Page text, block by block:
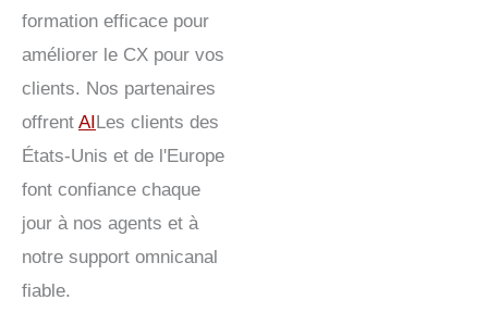
formation efficace pour
améliorer le CX pour vos
clients. Nos partenaires
offrent AI Les clients des
États-Unis et de l'Europe
font confiance chaque
jour à nos agents et à
notre support omnicanal
fiable.